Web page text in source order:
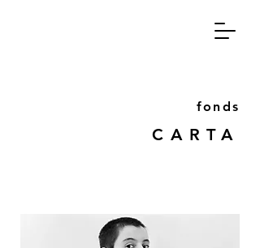
fonds
CA RTA